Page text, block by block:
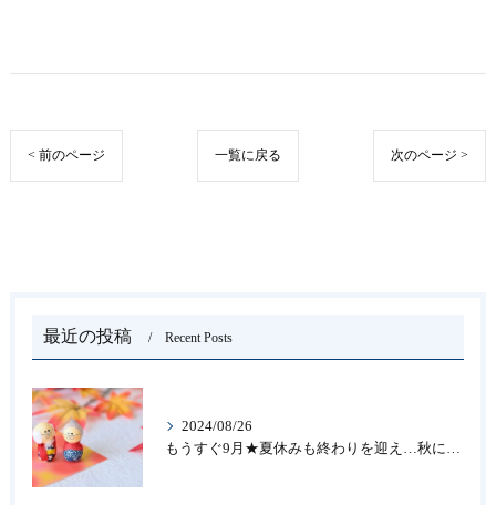
< 前のページ 一覧に戻る 次のページ >
最近の投稿 Recent Posts
2024/08/26